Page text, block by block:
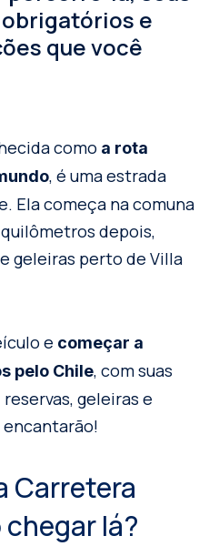
e
que você
como a rota
, é uma estrada
Ela começa na comuna
depois,
geleiras perto de Villa
e começar a
pelo Chile, com suas
geleiras e
encantarão!
Carretera
lá?